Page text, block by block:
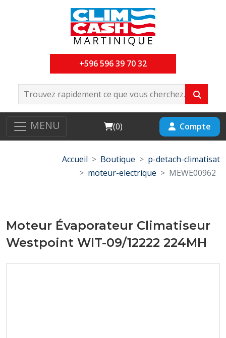
+596 596 39 70 32
MENU Cart
(0) Compte
Accueil Boutique
p-detach-climatisat
moteur-electrique
MEWE00962
Moteur Évaporateur Climatiseur
Westpoint WIT-09/12222 224MH